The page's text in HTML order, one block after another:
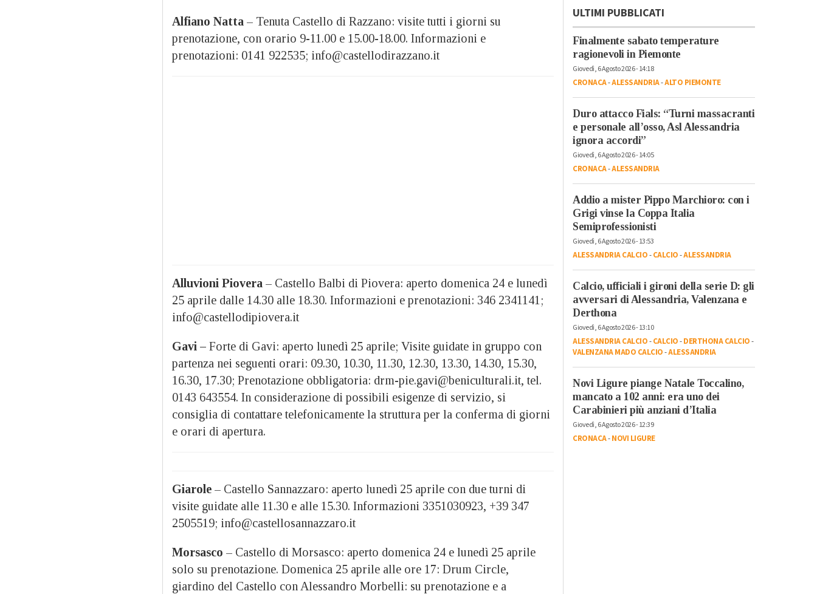
Alfiano Natta – Tenuta Castello di Razzano: visite tutti i giorni su
prenotazione, con orario 9-11.00 e 15.00-18.00. Informazioni e
prenotazioni: 0141 922535; info@castellodirazzano.it
Alluvioni Piovera – Castello Balbi di Piovera: aperto domenica 24 e lunedì
25 aprile dalle 14.30 alle 18.30. Informazioni e prenotazioni: 346 2341141;
info@castellodipiovera.it
Gavi – Forte di Gavi: aperto lunedì 25 aprile; Visite guidate in gruppo con
partenza nei seguenti orari: 09.30, 10.30, 11.30, 12.30, 13.30, 14.30, 15.30,
16.30, 17.30; Prenotazione obbligatoria: drm-pie.gavi@beniculturali.it, tel.
0143 643554. In considerazione di possibili esigenze di servizio, si
consiglia di contattare telefonicamente la struttura per la conferma di giorni
e orari di apertura.
Giarole – Castello Sannazzaro: aperto lunedì 25 aprile con due turni di
visite guidate alle 11.30 e alle 15.30. Informazioni 3351030923, +39 347
2505519; info@castellosannazzaro.it
Morsasco – Castello di Morsasco: aperto domenica 24 e lunedì 25 aprile
solo su prenotazione. Domenica 25 aprile alle ore 17: Drum Circle,
giardino del Castello con Alessandro Morbelli: su prenotazione e a
ULTIMI PUBBLICATI
Finalmente sabato temperature
ragionevoli in Piemonte
Giovedì, 6 Agosto 2026 - 14:18
CRONACA-ALESSANDRIA-ALTO PIEMONTE
Duro attacco Fials: “Turni massacranti
e personale all’osso, Asl Alessandria
ignora accordi”
Giovedì, 6 Agosto 2026 - 14:05
CRONACA-ALESSANDRIA
Addio a mister Pippo Marchioro: con i
Grigi vinse la Coppa Italia
Semiprofessionisti
Giovedì, 6 Agosto 2026 - 13:53
ALESSANDRIA CALCIO-CALCIO-ALESSANDRIA
Calcio, ufficiali i gironi della serie D: gli
avversari di Alessandria, Valenzana e
Derthona
Giovedì, 6 Agosto 2026 - 13:10
ALESSANDRIA CALCIO-CALCIO-DERTHONA CALCIO-
VALENZANA MADO CALCIO-ALESSANDRIA
Novi Ligure piange Natale Toccalino,
mancato a 102 anni: era uno dei
Carabinieri più anziani d’Italia
Giovedì, 6 Agosto 2026 - 12:39
CRONACA-NOVI LIGURE